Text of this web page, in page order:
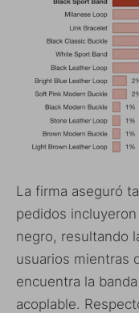
La firma aseguró
pedidos incluyeron
negro, resultando
usuarios mientras
encuentra la
acoplable.